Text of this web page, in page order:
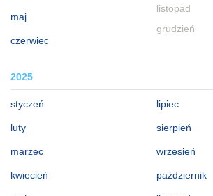
maj
czerwiec
listopad
grudzień
2025
styczeń
luty
marzec
kwiecień
lipiec
sierpień
wrzesień
październik